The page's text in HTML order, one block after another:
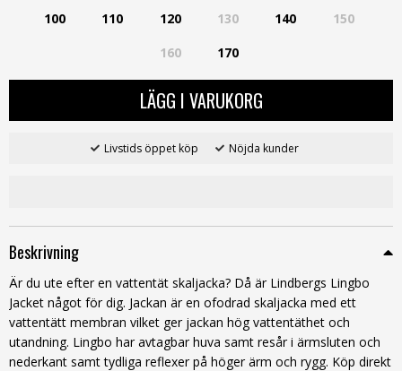
100 110 120 130 140
150
160
170
LÄGG I VARUKORG
Livstids öppet köp Nöjda kunder
Beskrivning
Är du ute efter en vattentät skaljacka? Då är Lindbergs Lingbo
Jacket något för dig. Jackan är en ofodrad skaljacka med ett
vattentätt membran vilket ger jackan hög vattentäthet och
utandning. Lingbo har avtagbar huva samt resår i ärmsluten och
nederkant samt tydliga reflexer på höger ärm och rygg. Köp direkt